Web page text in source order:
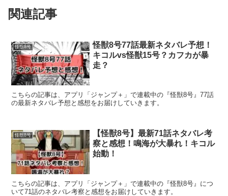
関連記事
怪獣8号
怪獣8号77話最新ネタバレ予想！
キコルvs怪獣15号？カフカが暴
走？
こちらの記事は、アプリ「ジャンプ＋」で連載中の『怪獣8号』77話
の最新ネタバレ予想と感想をお届けしていきます。
怪獣8号
【怪獣8号】最新71話ネタバレ考
察と感想！鳴海が大暴れ！キコル
始動！
こちらの記事は、アプリ「ジャンプ＋」で連載中の『怪獣8号』につ
いて71話のネタバレ考察と感想をお届けしていきます。